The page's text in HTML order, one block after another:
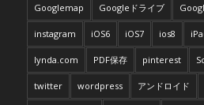
Googlemap Googleドライブ
instagram iOS6 iOS7 ios8
lynda.com PDF保存 pinterest
twitter wordpress アンドロイド